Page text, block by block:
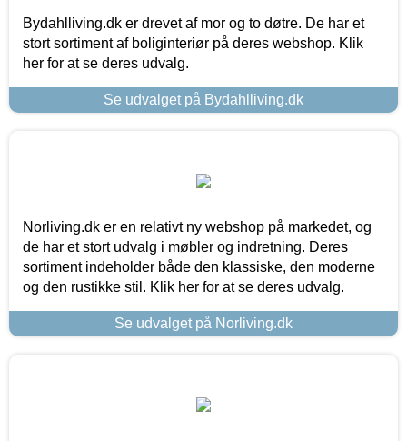
Bydahlliving.dk er drevet af mor og to døtre. De har et
stort sortiment af boliginteriør på deres webshop. Klik
her for at se deres udvalg.
Se udvalget på Bydahlliving.dk
Norliving.dk er en relativt ny webshop på markedet, og
de har et stort udvalg i møbler og indretning. Deres
sortiment indeholder både den klassiske, den moderne
og den rustikke stil. Klik her for at se deres udvalg.
Se udvalget på Norliving.dk